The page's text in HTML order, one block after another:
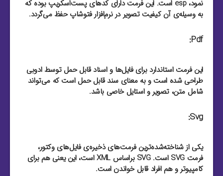
نمود، esp است. این فرمت دارای کد‌های پست‌اسکریپ بوده که
به وسیله‌ی آن کیفیت تصویر در نرم‌افزار فتوشاپ حفظ می‌گردد.
Pdf:
این فرمت استاندارد برای فایل‌‌ها و اسناد قابل حمل توسط ادوبی
طراحی شده است و به معنای سند قابل حمل است که می‌تواند
شامل متن، تصویر و استایل خاصی باشد.
Svg:
یکی از شناخته‌شده‌ترین فرمت‌های ذخیره‌ی فایل‌های وکتور،
فرمت SVG است. SVG براساس XML است، این یعنی هم برای
کامپیوتر و هم افراد قابل خواندن است.